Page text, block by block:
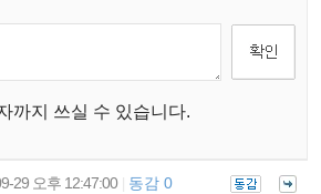
까지 쓰실 수 있습니다.
29 오후 12:47:00 동감 0